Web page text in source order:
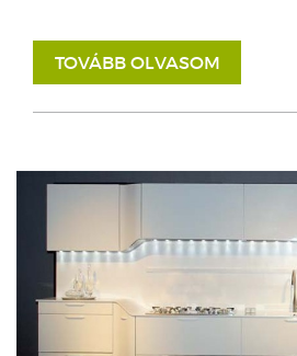
TOVÁBB OLVASOM